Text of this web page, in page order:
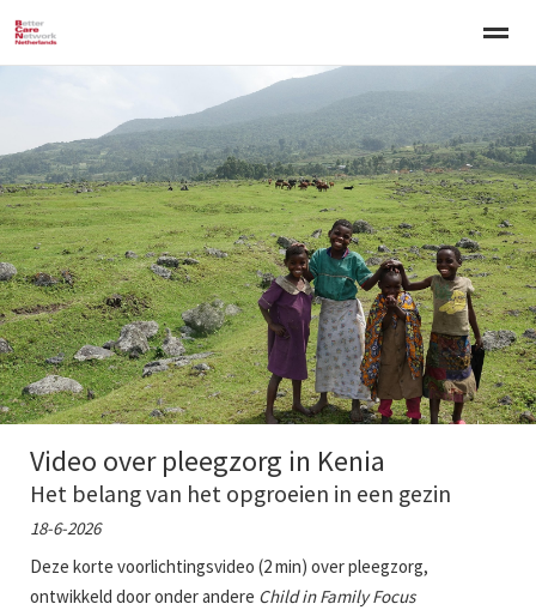
Werken met kinderen Gezinsgerichte
Home Nieuws Agenda E-mail
Video over pleegzorg in Kenia
Het belang van het opgroeien in een gezin
18-6-2026
Deze korte voorlichtingsvideo (2 min) over pleegzorg,
ontwikkeld door onder andere Child in Family Focus